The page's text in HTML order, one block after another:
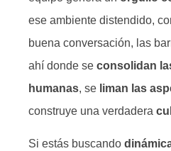
ese ambiente distendido,
buena conversación, las
ahí donde se consolidan
humanas, se liman las
construye una verdadera
Si estás buscando